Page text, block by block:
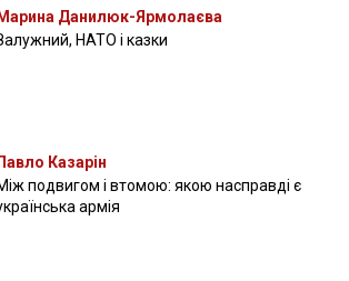
Марина Данилюк-Ярмолаєва
НАТО і казки
Павло Казарін
подвигом і втомою: якою насправді є
армія